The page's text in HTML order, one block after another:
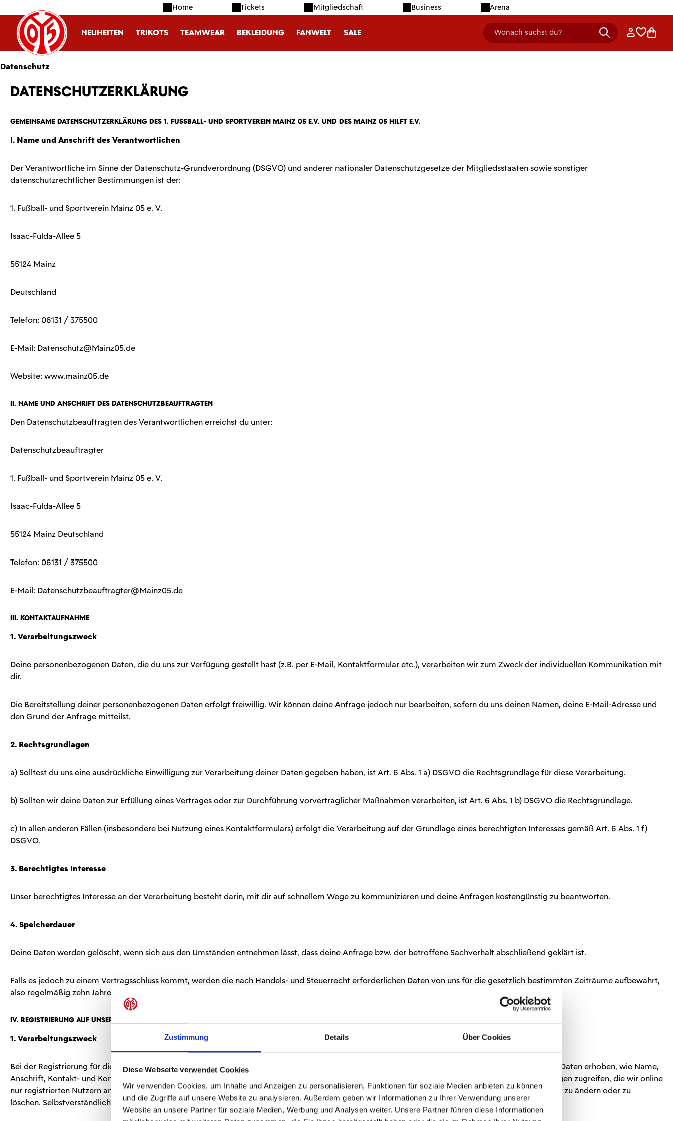
Zustimmung Details Über Cookies
Diese Webseite verwendet Cookies
Wir verwenden Cookies, um Inhalte und Anzeigen zu personalisieren, Funktionen für soziale Medien anbieten zu können
und die Zugriffe auf unsere Website zu analysieren. Außerdem geben wir Informationen zu Ihrer Verwendung unserer
Website an unsere Partner für soziale Medien, Werbung und Analysen weiter. Unsere Partner führen diese Informationen
Hauptinhalt springen
Zur Suche springen
Zur Hauptnavigation springen Home Tickets Mitgliedschaft Business Arena
NEUHEITEN TRIKOTS TEAMWEAR BEKLEIDUNG FANWELT SALE Wonach suchst du?
header.searchDescription Anmelden
Datenschutz
Datenschutzerklärung
Gemeinsame Datenschutzerklärung des 1. Fußball- und Sportverein Mainz 05 e.V. und des Mainz 05 hilft e.V.
I. Name und Anschrift des Verantwortlichen
Der Verantwortliche im Sinne der Datenschutz-Grundverordnung (DSGVO) und anderer nationaler Datenschutzgesetze der Mitgliedsstaaten sowie sonstiger
datenschutzrechtlicher Bestimmungen ist der:
1. Fußball- und Sportverein Mainz 05 e. V.
Isaac-Fulda-Allee 5
55124 Mainz
Deutschland
Telefon: 06131 / 375500
E-Mail: Datenschutz@Mainz05.de
Website: www.mainz05.de
II. Name und Anschrift des Datenschutzbeauftragten
Den Datenschutzbeauftragten des Verantwortlichen erreichst du unter:
Datenschutzbeauftragter
1. Fußball- und Sportverein Mainz 05 e. V.
Isaac-Fulda-Allee 5
55124 Mainz Deutschland
Telefon: 06131 / 375500
E-Mail: Datenschutzbeauftragter@Mainz05.de
III. Kontaktaufnahme
1. Verarbeitungszweck
Deine personenbezogenen Daten, die du uns zur Verfügung gestellt hast (z.B. per E-Mail, Kontaktformular etc.), verarbeiten wir zum Zweck der individuellen Kommunikation mit
dir.
Die Bereitstellung deiner personenbezogenen Daten erfolgt freiwillig. Wir können deine Anfrage jedoch nur bearbeiten, sofern du uns deinen Namen, deine E-Mail-Adresse und
den Grund der Anfrage mitteilst.
2. Rechtsgrundlagen
a) Solltest du uns eine ausdrückliche Einwilligung zur Verarbeitung deiner Daten gegeben haben, ist Art. 6 Abs. 1 a) DSGVO die Rechtsgrundlage für diese Verarbeitung.
b) Sollten wir deine Daten zur Erfüllung eines Vertrages oder zur Durchführung vorvertraglicher Maßnahmen verarbeiten, ist Art. 6 Abs. 1 b) DSGVO die Rechtsgrundlage.
c) In allen anderen Fällen (insbesondere bei Nutzung eines Kontaktformulars) erfolgt die Verarbeitung auf der Grundlage eines berechtigten Interesses gemäß Art. 6 Abs. 1 f)
DSGVO.
3. Berechtigtes Interesse
Unser berechtigtes Interesse an der Verarbeitung besteht darin, mit dir auf schnellem Wege zu kommunizieren und deine Anfragen kostengünstig zu beantworten.
4. Speicherdauer
Deine Daten werden gelöscht, wenn sich aus den Umständen entnehmen lässt, dass deine Anfrage bzw. der betroffene Sachverhalt abschließend geklärt ist.
Falls es jedoch zu einem Vertragsschluss kommt, werden die nach Handels- und Steuerrecht erforderlichen Daten von uns für die gesetzlich bestimmten Zeiträume aufbewahrt,
also regelmäßig zehn Jahre (vgl. § 257 HGB, § 147 AO).
IV. Registrierung auf unserer Website
1. Verarbeitungszweck
Bei der Registrierung für die Nutzung unserer personalisierten Leistungen (z.B. Online-Ticketshop, Online-Fanshop) werden einige personenbezogene Daten erhoben, wie Name,
Anschrift, Kontakt- und Kommunikationsdaten (z. B. Telefonnummer und E-Mail-Adresse). Bist du bei uns registriert, kannst du auf Inhalte und Leistungen zugreifen, die wir online
nur registrierten Nutzern anbieten. Angemeldete Nutzer haben zudem die Möglichkeit, bei Bedarf die bei Registrierung angegebenen Daten jederzeit zu ändern oder zu
löschen. Selbstverständlich erteilen wir dir darüber hinaus jederzeit Auskunft über die von uns über dich gespeicherten personenbezogenen Daten.